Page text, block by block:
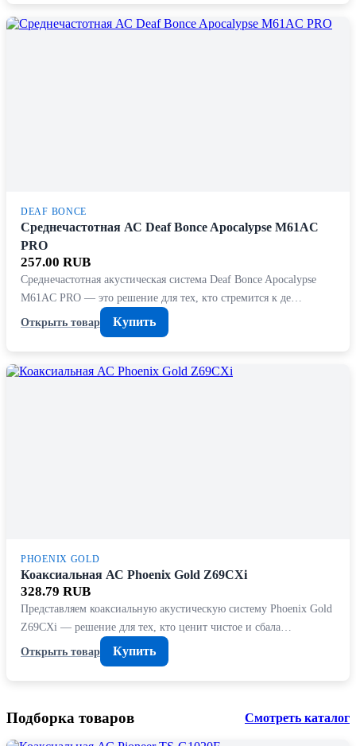
DEAF BONCE
Среднечастотная АС Deaf Bonce Apocalypse M61AC
PRO
257.00 RUB
Среднечастотная акустическая система Deaf Bonce Apocalypse
M61AC PRO — это решение для тех, кто стремится к де…
Открыть товар
Купить
PHOENIX GOLD
Коаксиальная АС Phoenix Gold Z69CXi
328.79 RUB
Представляем коаксиальную акустическую систему Phoenix Gold
Z69CXi — решение для тех, кто ценит чистое и сбала…
Открыть товар
Купить
Подборка товаров Смотреть каталог